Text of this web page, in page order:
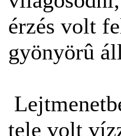
érzés volt
gyönyörû
tele volt